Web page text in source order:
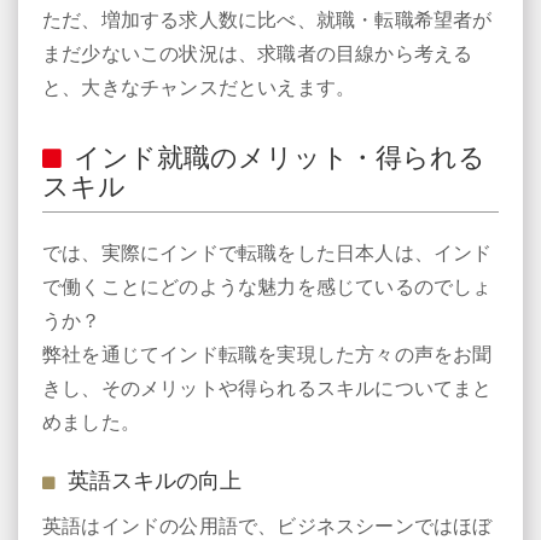
ただ、増加する求人数に比べ、就職・転職希望者が
まだ少ないこの状況は、求職者の目線から考える
と、大きなチャンスだといえます。
インド就職のメリット・得られる
スキル
では、実際にインドで転職をした日本人は、インド
で働くことにどのような魅力を感じているのでしょ
うか？
弊社を通じてインド転職を実現した方々の声をお聞
きし、そのメリットや得られるスキルについてまと
めました。
英語スキルの向上
英語はインドの公用語で、ビジネスシーンではほぼ